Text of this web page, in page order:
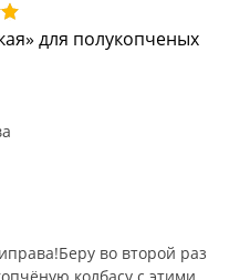
для полукопченых
во второй раз
колбасу с этими